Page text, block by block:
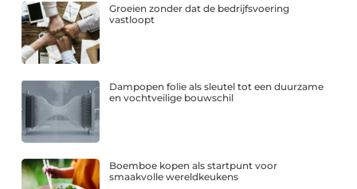
Groeien zonder dat de bedrijfsvoering
vastloopt
Dampopen folie als sleutel tot een duurzame
en vochtveilige bouwschil
Boemboe kopen als startpunt voor
smaakvolle wereldkeukens